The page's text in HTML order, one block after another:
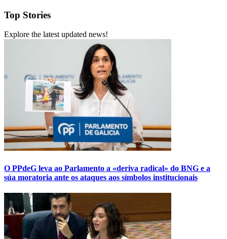
Top Stories
Explore the latest updated news!
O PPdeG leva ao Parlamento a «deriva radical» do BNG e a
súa moratoria ante os ataques aos símbolos institucionais